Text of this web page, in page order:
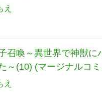
え
召喚～異世界で神獣に
～(10) (マージナルコ
え